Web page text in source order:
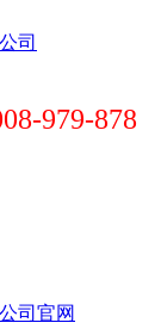
979-878